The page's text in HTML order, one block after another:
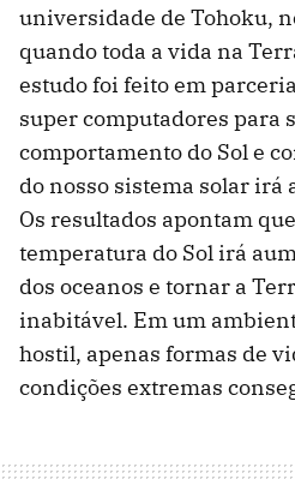
universidade de Tohoku,
quando toda a vida na
estudo foi feito em
super computadores para
comportamento do Sol e
do nosso sistema solar irá
Os resultados apontam
temperatura do Sol irá
dos oceanos e tornar a
inabitável. Em um
hostil, apenas formas de
condições extremas